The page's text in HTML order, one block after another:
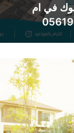
في ام